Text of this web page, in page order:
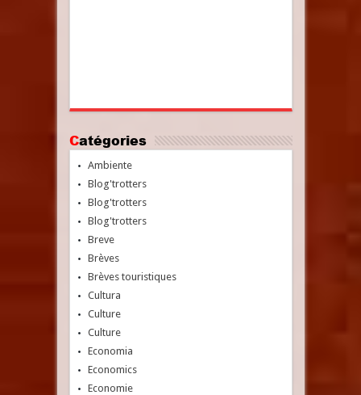
Catégories
Ambiente
Blog'trotters
Blog'trotters
Blog'trotters
Breve
Brèves
Brèves touristiques
Cultura
Culture
Culture
Economia
Economics
Economie